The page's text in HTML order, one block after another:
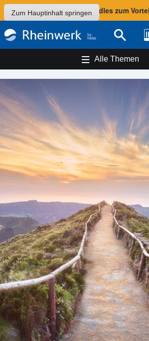
Zum Hauptinhalt springen
Sommer-Aktion: Bundles zum
Suche
Alle Themen